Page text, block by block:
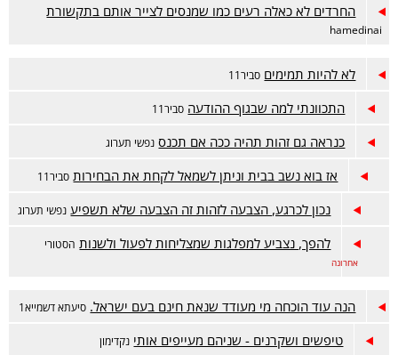
החרדים לא כאלה רעים כמו שמנסים לצייר אותם בתקשורת
hamedinai
לא להיות תמימים סביר11
התכוונתי למה שבגוף ההודעה סביר11
כנראה גם זהות תהיה ככה אם תכנס נפשי תערוג
אז בוא נשב בבית וניתן לשמאל לקחת את הבחירות סביר11
נכון לכרגע, הצבעה לזהות זה הצבעה שלא תשפיע נפשי תערוג
להפך, נצביע למפלגות שמצליחות לפעול ולשנות הסטורי
אחרונה
הנה עוד הוכחה מי מעודד שנאת חינם בעם ישראל. סיעתא דשמייא1
טיפשים ושקרנים - שניהם מעייפים אותי נקדימון